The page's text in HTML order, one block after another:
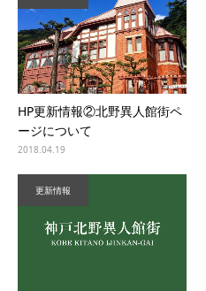
HP更新情報②北野異人館街ペ
ージについて
2018.04.19
更新情報